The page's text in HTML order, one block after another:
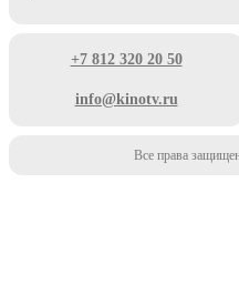
+7 812 320 20 50
info@kinotv.ru
Все права